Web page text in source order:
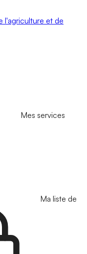
l'agriculture et de
Mes services
Ma liste de